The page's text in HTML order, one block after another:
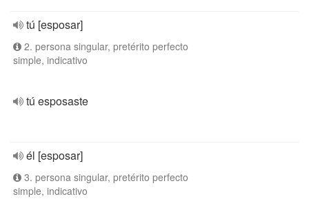
tú [esposar]
2. persona singular, pretérito perfecto
simple, indicativo
tú esposaste
él [esposar]
3. persona singular, pretérito perfecto
simple, indicativo